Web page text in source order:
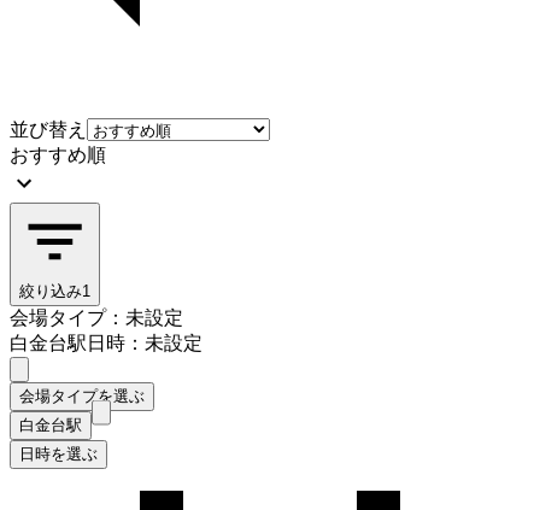
並び替え
おすすめ順
絞り込み1
会場タイプ：未設定
白金台駅日時：未設定
会場タイプを選ぶ
白金台駅
日時を選ぶ